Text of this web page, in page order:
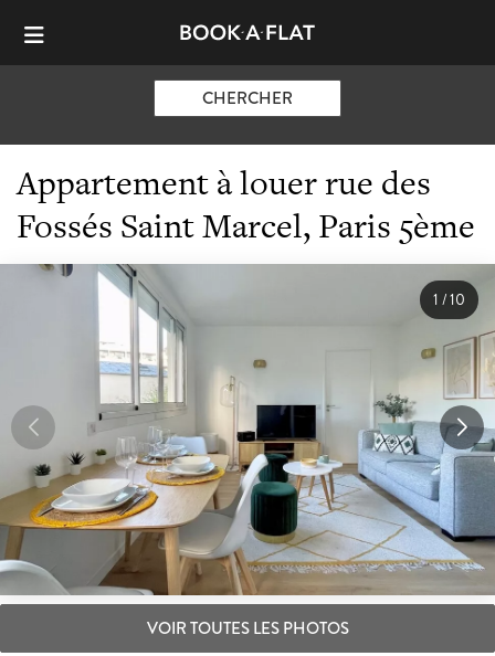
CHERCHER
Appartement à louer rue des
Fossés Saint Marcel, Paris 5ème
1/10
VOIR TOUTES LES PHOTOS